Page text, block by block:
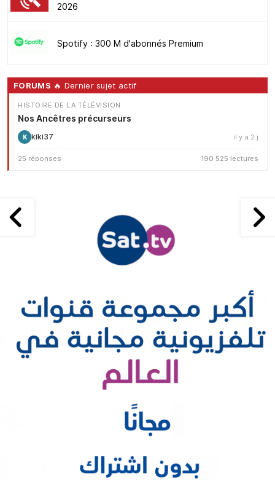
2026
Spotify : 300 M d'abonnés Premium
FORUMS 🔥 Dernier sujet actif
HISTOIRE DE LA TÉLÉVISION
Nos Ancêtres précurseurs
K kiki37 il y a 2 j
25 réponses 190 525 lectures